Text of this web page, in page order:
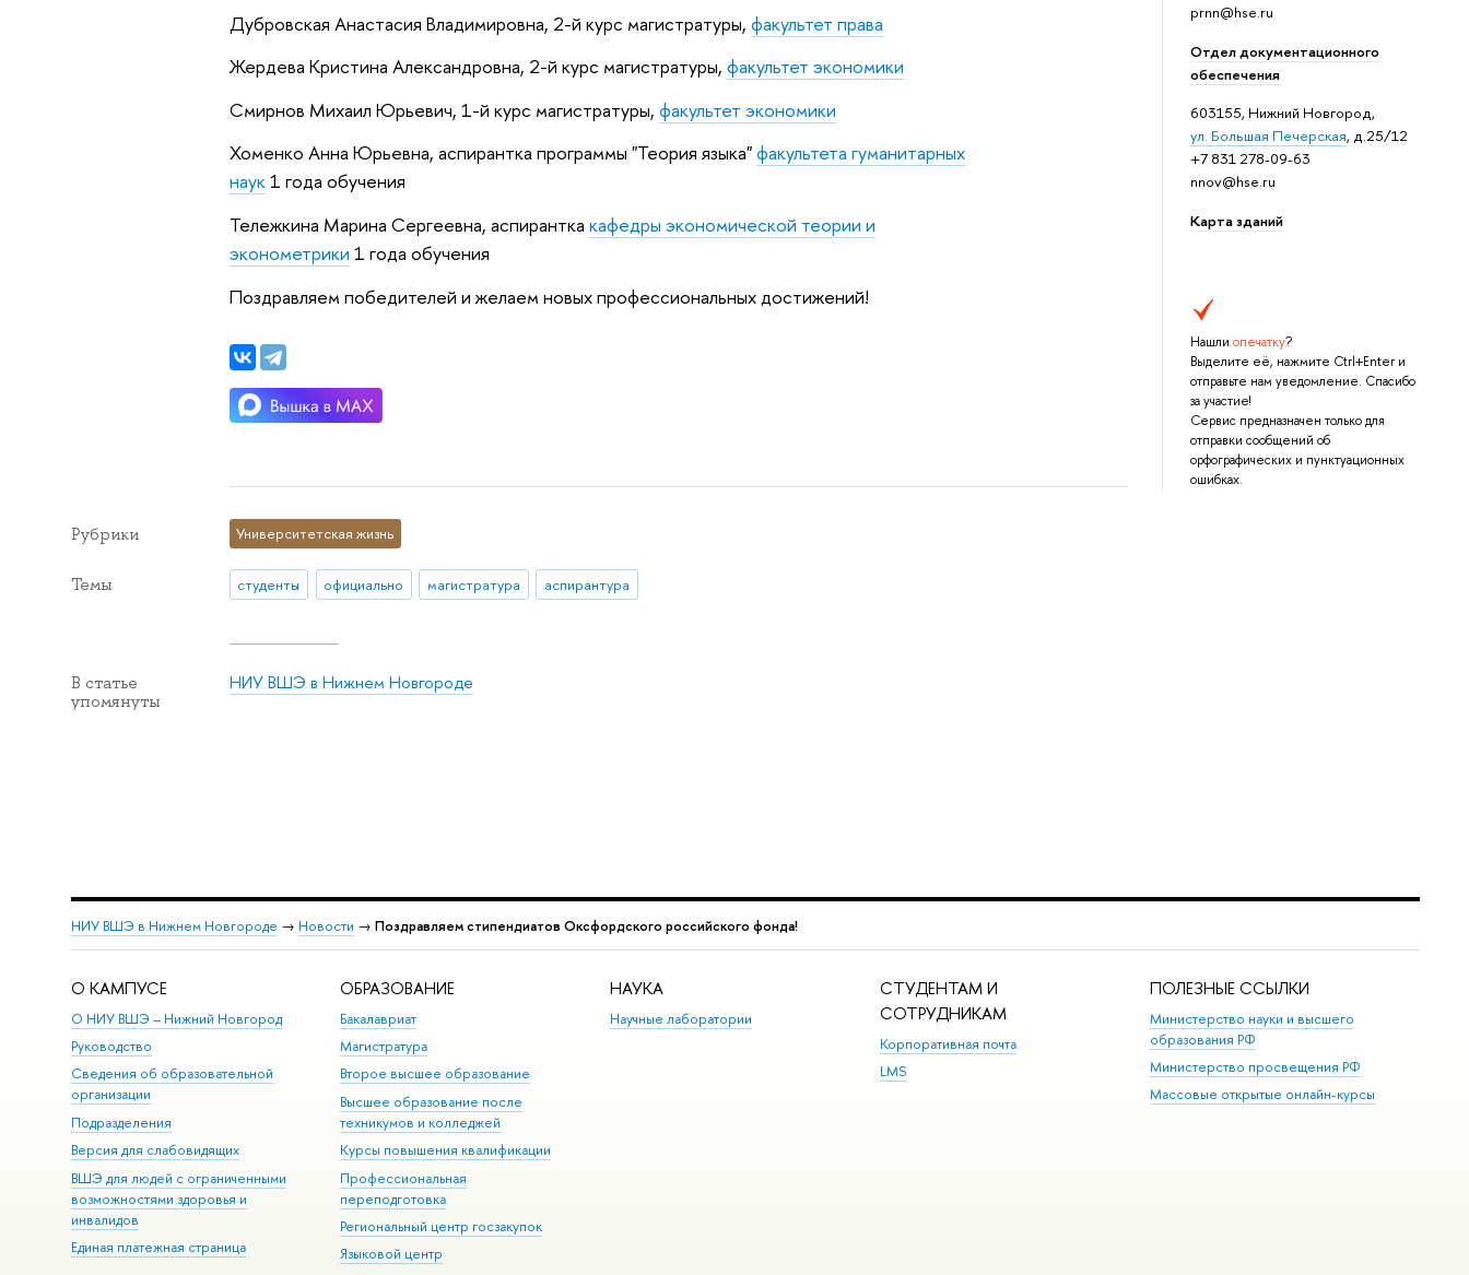
prnn@hse.ru
Отдел документационного
обеспечения
603155, Нижний Новгород,
ул. Большая Печерская, д.25/12
+7 831 278-09-63
nnov@hse.ru
Карта зданий
Нашли опечатку?
Выделите её, нажмите Ctrl+Enter и
отправьте нам уведомление. Спасибо
за участие!
Сервис предназначен только для
отправки сообщений об
орфографических и пунктуационных
ошибках.
Дубровская Анастасия Владимировна, 2-й курс магистратуры, факультет права
Жердева Кристина Александровна, 2-й курс магистратуры, факультет экономики
Смирнов Михаил Юрьевич, 1-й курс магистратуры, факультет экономики
Хоменко Анна Юрьевна, аспирантка программы "Теория языка"факультета гуманитарных
наук1 года обучения
Тележкина Марина Сергеевна, аспирантка кафедры экономической теории и
эконометрики 1 года обучения
Поздравляем победителей и желаем новых профессиональных достижений!
Рубрики Университетская жизнь
Темы студенты официально магистратура аспирантура
В статье
упомянуты
НИУ ВШЭ в Нижнем Новгороде
НИУ ВШЭ в Нижнем Новгороде → Новости → Поздравляем стипендиатов Оксфордского российского фонда!
О КАМПУСЕ
О НИУ ВШЭ – Нижний Новгород
Руководство
Сведения об образовательной
организации
Подразделения
Версия для слабовидящих
ВШЭ для людей с ограниченными
возможностями здоровья и
инвалидов
Единая платежная страница
ОБРАЗОВАНИЕ
Бакалавриат
Магистратура
Второе высшее образование
Высшее образование после
техникумов и колледжей
Курсы повышения квалификации
Профессиональная
переподготовка
Региональный центр госзакупок
Языковой центр
НАУКА
Научные лаборатории
СТУДЕНТАМ И
СОТРУДНИКАМ
Корпоративная почта
LMS
ПОЛЕЗНЫЕ ССЫЛКИ
Министерство науки и высшего
образования РФ
Министерство просвещения РФ
Массовые открытые онлайн-курсы